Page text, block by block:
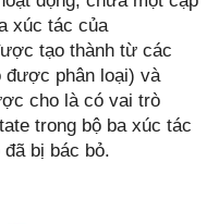
xúc tác của
tạo thành từ các
được phân loại) và
cho là có vai trò
trong bộ ba xúc tác
bị bác bỏ.